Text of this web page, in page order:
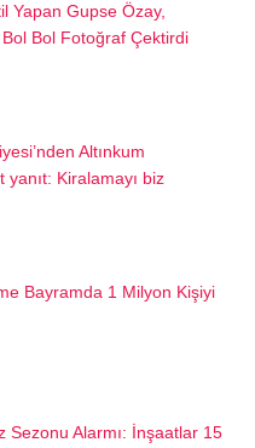
Yapan Gupse Özay,
Bol Bol Fotoğraf Çektirdi
Altınkum
yanıt: Kiralamayı biz
Bayramda 1 Milyon Kişiyi
Sezonu Alarmı: İnşaatlar 15